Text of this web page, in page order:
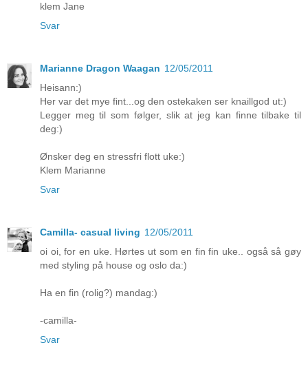
klem Jane
Svar
Marianne Dragon Waagan 12/05/2011
Heisann:)
Her var det mye fint...og den ostekaken ser knaillgod ut:)
Legger meg til som følger, slik at jeg kan finne tilbake til
deg:)
Ønsker deg en stressfri flott uke:)
Klem Marianne
Svar
Camilla- casual living 12/05/2011
oi oi, for en uke. Hørtes ut som en fin fin uke.. også så gøy
med styling på house og oslo da:)
Ha en fin (rolig?) mandag:)
-camilla-
Svar